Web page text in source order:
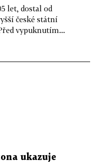
let, dostal od
české státní
vypuknutím...
ukazuje